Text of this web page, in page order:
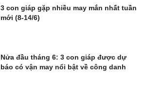
3 con giáp gặp nhiều may mắn nhất tuần
mới (8-14/6)
Nửa đầu tháng 6: 3 con giáp được dự
báo có vận may nổi bật về công danh